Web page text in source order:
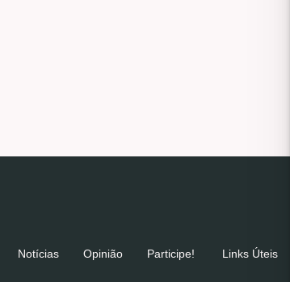
Notícias Opinião Participe! Links Úteis